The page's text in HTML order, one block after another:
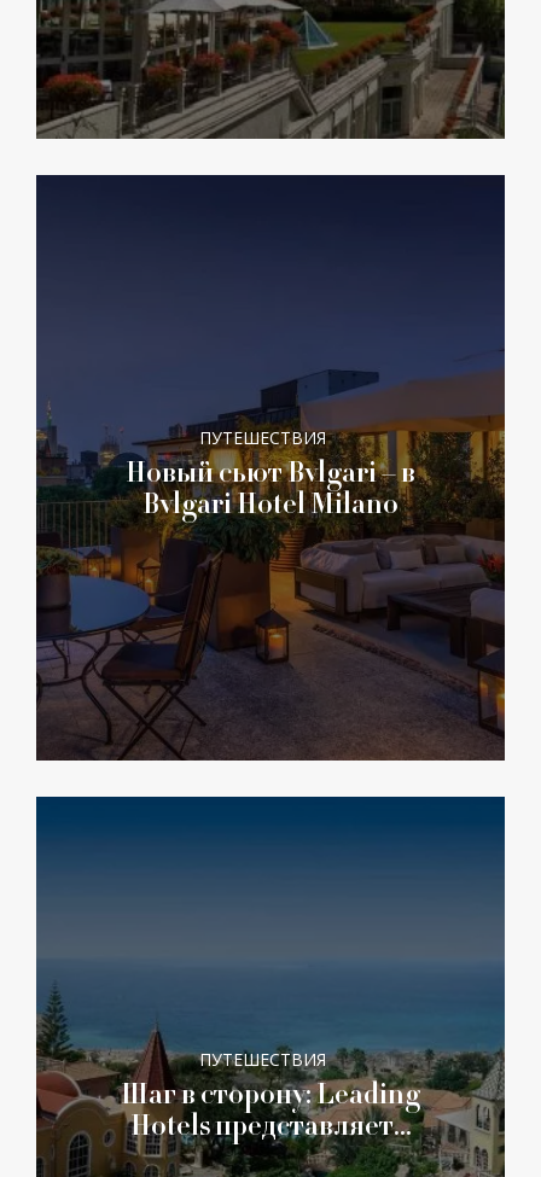
ПУТЕШЕСТВИЯ
Новый сьют Bvlgari – в
Bvlgari Hotel Milano
ПУТЕШЕСТВИЯ
Шаг в сторону: Leading
Hotels представляет…